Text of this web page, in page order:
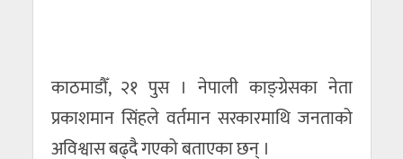
काठमाडौँ, २१ पुस । नेपाली काङ्ग्रेसका नेता
प्रकाशमान सिंहले वर्तमान सरकारमाथि जनताको
अविश्वास बढ्दै गएको बताएका छन् ।